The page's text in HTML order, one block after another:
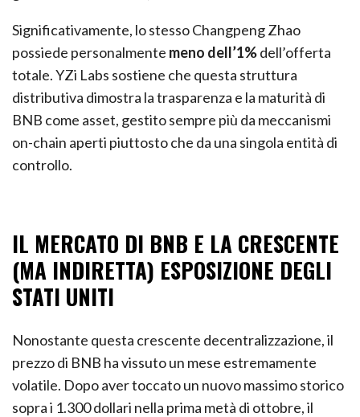
Significativamente, lo stesso Changpeng Zhao
possiede personalmente meno dell’1%dell’offerta
totale. YZi Labs sostiene che questa struttura
distributiva dimostra la trasparenza e la maturità di
BNB come asset, gestito sempre più da meccanismi
on-chain aperti piuttosto che da una singola entità di
controllo.
IL MERCATO DI BNB E LA CRESCENTE
(MA INDIRETTA) ESPOSIZIONE DEGLI
STATI UNITI
Nonostante questa crescente decentralizzazione, il
prezzo di BNB ha vissuto un mese estremamente
volatile. Dopo aver toccato un nuovo massimo storico
sopra i 1.300 dollari nella prima metà di ottobre, il